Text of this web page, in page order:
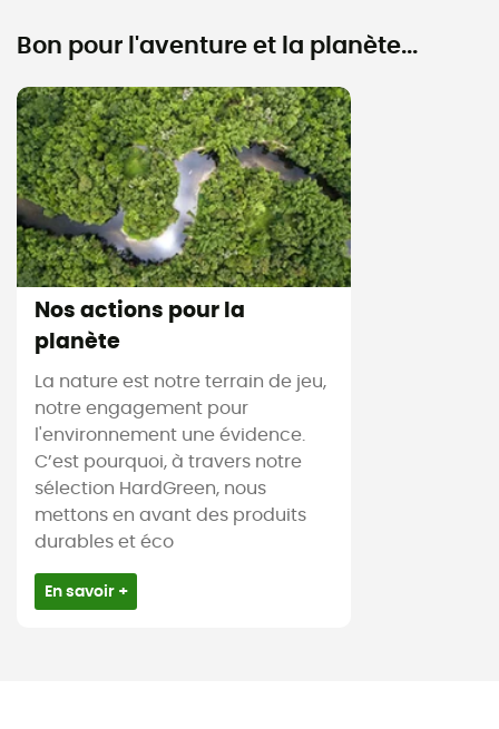
Bon pour l'aventure et la planète...
Nos actions pour la
planète
La nature est notre terrain de jeu,
notre engagement pour
l'environnement une évidence.
C’est pourquoi, à travers notre
sélection HardGreen, nous
mettons en avant des produits
durables et éco
En savoir +